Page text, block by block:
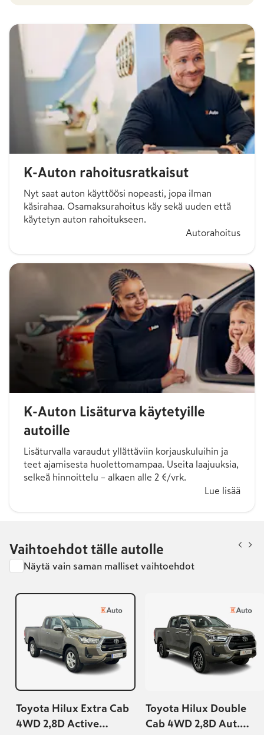
K-Auton rahoitusratkaisut
Nyt saat auton käyttöösi nopeasti, jopa ilman
käsirahaa. Osamaksurahoitus käy sekä uuden että
käytetyn auton rahoitukseen.
Autorahoitus
K-Auton Lisäturva käytetyille
autoille
Lisäturvalla varaudut yllättäviin korjauskuluihin ja
teet ajamisesta huolettomampaa. Useita laajuuksia,
selkeä hinnoittelu – alkaen alle 2 €/vrk.
Lue lisää
Vaihtoehdot tälle autolle
Näytä vain saman malliset vaihtoehdot
Toyota Hilux Extra Cab
4WD 2,8D Active
Toyota Hilux Double
Cab 4WD 2,8D Aut.